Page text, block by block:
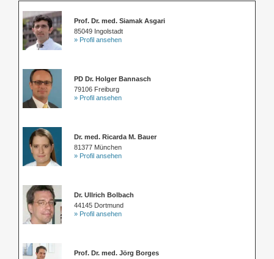
Prof. Dr. med. Siamak Asgari
85049 Ingolstadt
» Profil ansehen
PD Dr. Holger Bannasch
79106 Freiburg
» Profil ansehen
Dr. med. Ricarda M. Bauer
81377 München
» Profil ansehen
Dr. Ullrich Bolbach
44145 Dortmund
» Profil ansehen
Prof. Dr. med. Jörg Borges